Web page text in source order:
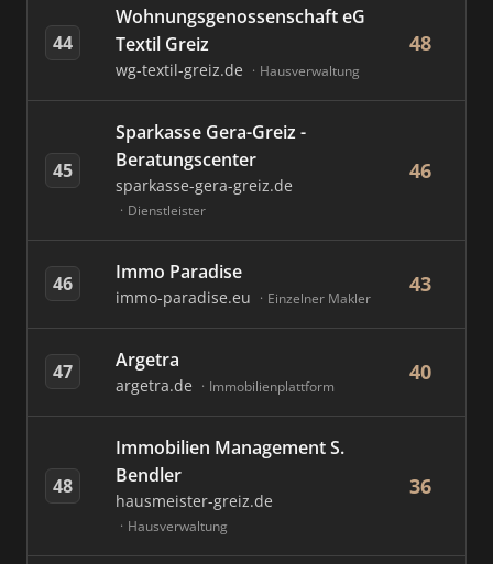
44
Wohnungsgenossenschaft eG
Textil Greiz
wg-textil-greiz.de Hausverwaltung
48
45
Sparkasse Gera-Greiz -
Beratungscenter
sparkasse-gera-greiz.de
Dienstleister
46
46 Immo Paradise
immo-paradise.eu Einzelner Makler
43
47 Argetra
argetra.de Immobilienplattform
40
48
Immobilien Management S.
Bendler
hausmeister-greiz.de
Hausverwaltung
36